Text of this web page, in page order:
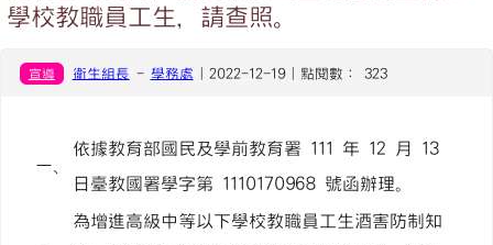
學校教職員工生，請查照。
宣導 衛生組長 - 學務處 | 2022-12-19 | 點閱數： 323
一、
依據教育部國民及學前教育署 111 年 12 月 13
日臺教國署學字第 1110170968 號函辦理。
為增進高級中等以下學校教職員工生酒害防制知